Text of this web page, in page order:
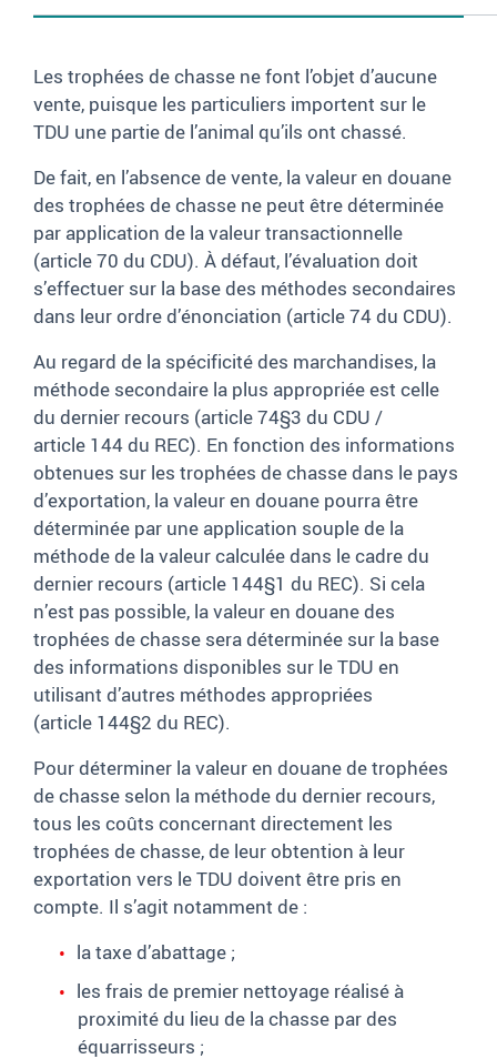
Les trophées de chasse ne font l’objet d’aucune
vente, puisque les particuliers importent sur le
TDU une partie de l’animal qu’ils ont chassé.
De fait, en l’absence de vente, la valeur en douane
des trophées de chasse ne peut être déterminée
par application de la valeur transactionnelle
(article70 du CDU). À défaut, l’évaluation doit
s’effectuer sur la base des méthodes secondaires
dans leur ordre d’énonciation (article74 du CDU).
Au regard de la spécificité des marchandises, la
méthode secondaire la plus appropriée est celle
du dernier recours (article74§3 du CDU /
article 144 du REC). En fonction des informations
obtenues sur les trophées de chasse dans le pays
d’exportation, la valeur en douane pourra être
déterminée par une application souple de la
méthode de la valeur calculée dans le cadre du
dernier recours (article 144§1 du REC). Si cela
n’est pas possible, la valeur en douane des
trophées de chasse sera déterminée sur la base
des informations disponibles sur le TDU en
utilisant d’autres méthodes appropriées
(article 144§2 du REC).
Pour déterminer la valeur en douane de trophées
de chasse selon la méthode du dernier recours,
tous les coûts concernant directement les
trophées de chasse, de leur obtention à leur
exportation vers le TDU doivent être pris en
compte. Il s’agit notamment de :
la taxe d’abattage ;
les frais de premier nettoyage réalisé à
proximité du lieu de la chasse par des
équarrisseurs ;